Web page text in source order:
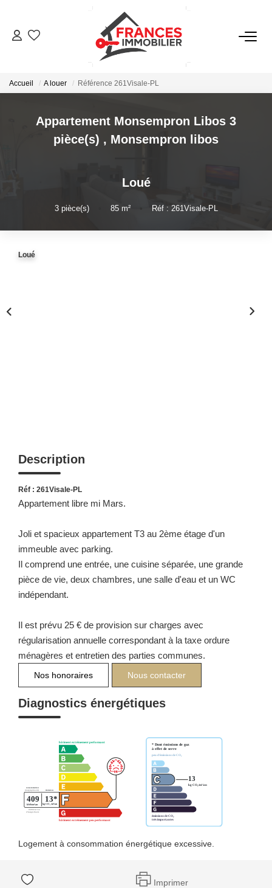
GESTION LOCATIVE
NOTRE AGENCE
Accueil A louer Référence 261Visale-PL
Appartement Monsempron Libos 3
pièce(s) , Monsempron libos
Loué
3pièce(s) 85m² Réf : 261Visale-PL
Loué
Description
Réf : 261Visale-PL
Appartement libre mi Mars.
Joli et spacieux appartement T3 au 2ème étage d'un
immeuble avec parking.
Il comprend une entrée, une cuisine séparée, une grande
pièce de vie, deux chambres, une salle d'eau et un WC
indépendant.
Il est prévu 25 € de provision sur charges avec
régularisation annuelle correspondant à la taxe ordure
ménagères et entretien des parties communes.
Nos honoraires Nous contacter
Diagnostics énergétiques
Logement à consommation énergétique excessive.
Imprimer